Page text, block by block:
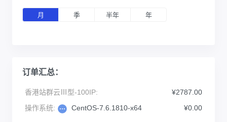
月 季 半年 年
订单汇总：
香港站群云Ⅲ型-100IP:
¥2787.00
操作系统:
CentOS-7.6.1810-x64 ¥0.00